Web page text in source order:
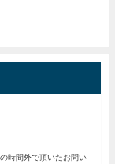
時間外で頂いたお問い